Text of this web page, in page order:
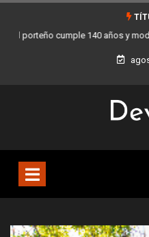
Buenos Aires sumó 12 nuevos